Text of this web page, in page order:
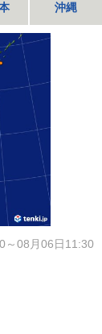
沖縄
～08月06日11:30